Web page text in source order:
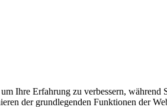
Ihre Erfahrung zu verbessern,
der grundlegenden Funktionen der